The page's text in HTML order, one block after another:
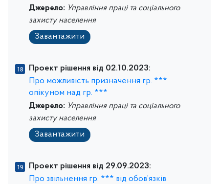
Джерело: Управління праці та соціального
захисту населення
Завантажити
Проект рішення від 02.10.2023:
Про можливість призначення гр. ***
опікуном над гр. ***
Джерело: Управління праці та соціального
захисту населення
Завантажити
Проект рішення від 29.09.2023:
Про звільнення гр. *** від обов’язків